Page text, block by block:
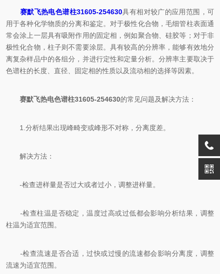
赛默飞热电色谱柱31605-254630具有相对较广的应用范围，可
用于各种化学物质的分离和鉴定。对于极性化合物，毛细管柱表面通
常会涂上一层具有吸附作用的固定相，例如聚合物、硅胶等；对于非
极性化合物，柱子则不需要涂层。具有较高的分辨率，能够有效地分
离复杂样品中的各组分，并进行定性和定量分析。分辨率主要取决于
色谱柱的长度、直径、固定相的性质以及流动相的选择等因素。
赛默飞热电色谱柱31605-254630的常见问题及解决方法：
1.分析结果出现峰畸变或峰形不对称，分离度差。
解决方法：
-检查进样量是否过大或者过小，调整进样量。
-检查柱温是否稳定，温度过高或过低都会影响分析结果，调整
柱温为适宜范围。
-检查流速是否合适，过快或过慢的流速都会影响分离度，调整
流速为适宜范围。